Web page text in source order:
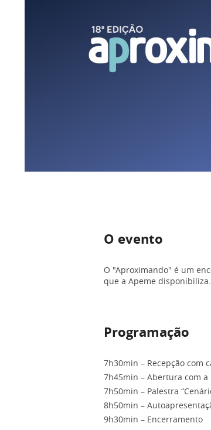
O evento
O "Aproximando" é um
que a Apeme disponibiliza.
Programação
7h30min – Recepção com
7h45min – Abertura com a
7h50min – Palestra
8h50min –
9h30min – Encerramento